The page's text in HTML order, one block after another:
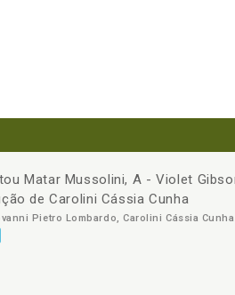
Matar Mussolini, A - Violet
de Carolini Cássia Cunha
Pietro Lombardo, Carolini Cássia Cunha
- +